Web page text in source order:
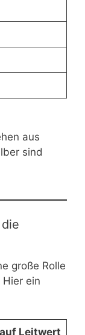
aus
sind
große Rolle
ein
Leitwert